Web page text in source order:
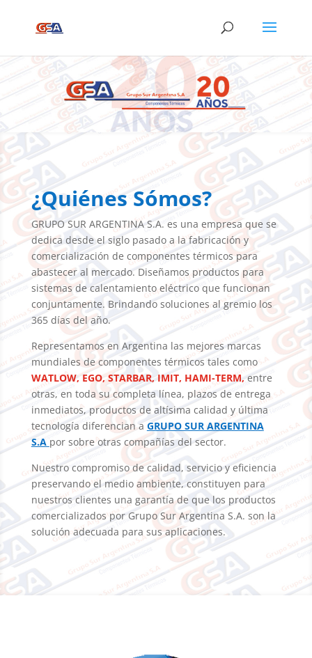
¿Quiénes Sómos?
GRUPO SUR ARGENTINA S.A. es una empresa que se
dedica desde el siglo pasado a la fabricación y
comercialización de componentes térmicos para
abastecer al mercado. Diseñamos productos para
sistemas de calentamiento eléctrico que funcionan
conjuntamente. Brindando soluciones al gremio los
365 días del año.
Representamos en Argentina las mejores marcas
mundiales de componentes térmicos tales como
WATLOW, EGO, STARBAR, IMIT, HAMI-TERM, entre
otras, en toda su completa línea, plazos de entrega
inmediatos, productos de altísima calidad y última
tecnología diferencian a GRUPO SUR ARGENTINA
S.A por sobre otras compañías del sector.
Nuestro compromiso de calidad, servicio y eficiencia
preservando el medio ambiente, constituyen para
nuestros clientes una garantía de que los productos
comercializados por Grupo Sur Argentina S.A. son la
solución adecuada para sus aplicaciones.